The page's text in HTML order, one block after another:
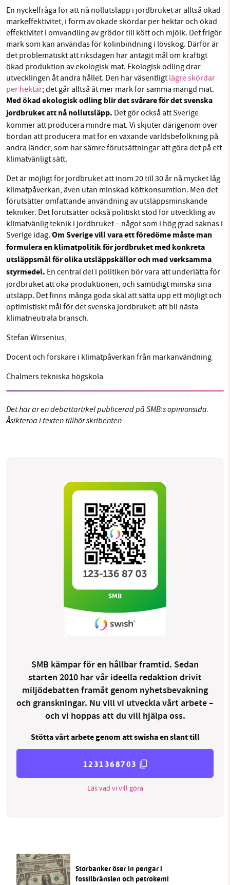
En nyckelfråga för att nå nollutsläpp i jordbruket är alltså ökad
markeffektivitet, i form av ökade skördar per hektar och ökad
effektivitet i omvandling av grödor till kött och mjölk. Det frigör
mark som kan användas för kolinbindning i lövskog. Därför är
det problematiskt att riksdagen har antagit mål om kraftigt
ökad produktion av ekologisk mat. Ekologisk odling drar
utvecklingen åt andra hållet. Den har väsentligt lägre skördar
per hektar; det går alltså åt mer mark för samma mängd mat.
Med ökad ekologisk odling blir det svårare för det svenska
jordbruket att nå nollutsläpp. Det gör också att Sverige
kommer att producera mindre mat. Vi skjuter därigenom över
bördan att producera mat för en växande världsbefolkning på
andra länder, som har sämre förutsättningar att göra det på ett
klimatvänligt sätt.
Det är möjligt för jordbruket att inom 20 till 30 år nå mycket låg
klimatpåverkan, även utan minskad köttkonsumtion. Men det
förutsätter omfattande användning av utsläppsminskande
tekniker. Det förutsätter också politiskt stöd för utveckling av
klimatvänlig teknik i jordbruket – något som i hög grad saknas i
Sverige idag. Om Sverige vill vara ett föredöme måste man
formulera en klimatpolitik för jordbruket med konkreta
utsläppsmål för olika utsläppskällor och med verksamma
styrmedel. En central del i politiken bör vara att underlätta för
jordbruket att öka produktionen, och samtidigt minska sina
utsläpp. Det finns många goda skäl att sätta upp ett möjligt och
optimistiskt mål för det svenska jordbruket: att bli nästa
klimatneutrala bransch.
Stefan Wirsenius,
Docent och forskare i klimatpåverkan från markanvändning
Chalmers tekniska högskola
Det här är en debattartikel publicerad på SMB:s opinionsida.
Åsikterna i texten tillhör skribenten.
SMB kämpar för en hållbar framtid. Sedan
starten 2010 har vår ideella redaktion drivit
miljödebatten framåt genom nyhetsbevakning
och granskningar. Nu vill vi utveckla vårt arbete –
och vi hoppas att du vill hjälpa oss.
Stötta vårt arbete genom att swisha en slant till
1231368703
Läs vad vi vill göra
Storbanker öser in pengar i
fossilbränslen och petrokemi